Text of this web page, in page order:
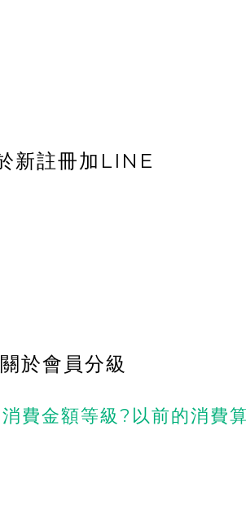
新註冊加LINE
關於會員分級
費金額等級?以前的消費